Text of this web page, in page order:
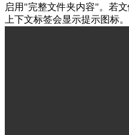
启用"完整文件夹内容"。若
上下文标签会显示提示图标。